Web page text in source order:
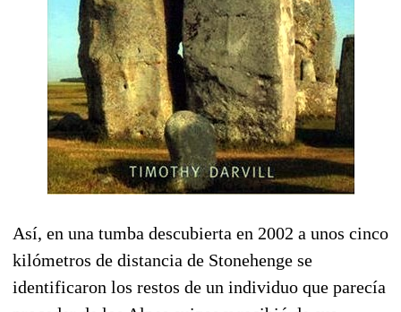
Así, en una tumba descubierta en 2002 a unos cinco
kilómetros de distancia de Stonehenge se
identificaron los restos de un individuo que parecía